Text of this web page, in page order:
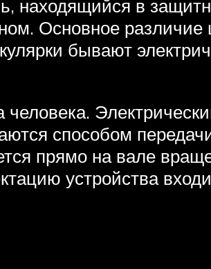
находящийся в
Основное различие
бывают
способом
прямо на вале
устройства